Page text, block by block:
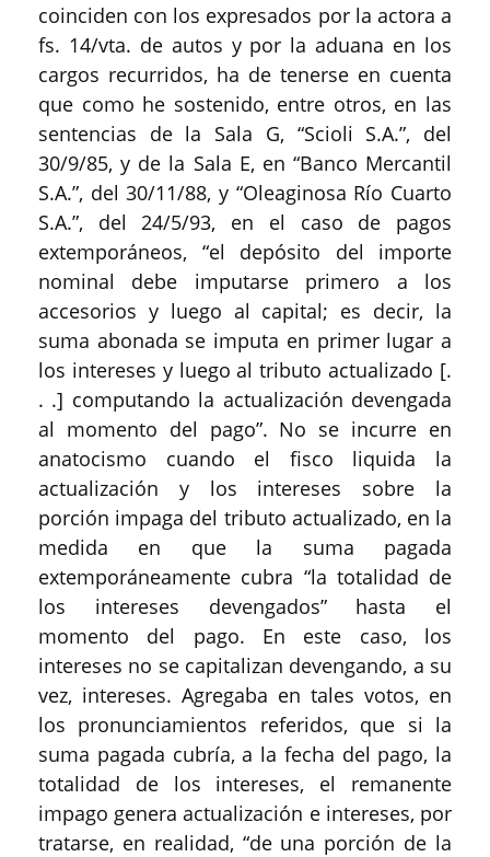
coinciden con los expresados por la actora a
fs. 14/vta. de autos y por la aduana en los
cargos recurridos, ha de tenerse en cuenta
que como he sostenido, entre otros, en las
sentencias de la Sala G, “Scioli S.A.”, del
30/9/85, y de la Sala E, en “Banco Mercantil
S.A.”, del 30/11/88, y “Oleaginosa Río Cuarto
S.A.”, del 24/5/93, en el caso de pagos
extemporáneos, “el depósito del importe
nominal debe imputarse primero a los
accesorios y luego al capital; es decir, la
suma abonada se imputa en primer lugar a
los intereses y luego al tributo actualizado [.
. .] computando la actualización devengada
al momento del pago”. No se incurre en
anatocismo cuando el fisco liquida la
actualización y los intereses sobre la
porción impaga del tributo actualizado, en la
medida en que la suma pagada
extemporáneamente cubra “la totalidad de
los intereses devengados” hasta el
momento del pago. En este caso, los
intereses no se capitalizan devengando, a su
vez, intereses. Agregaba en tales votos, en
los pronunciamientos referidos, que si la
suma pagada cubría, a la fecha del pago, la
totalidad de los intereses, el remanente
impago genera actualización e intereses, por
tratarse, en realidad, “de una porción de la